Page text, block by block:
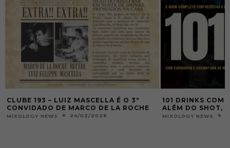
CLUBE 193 – LUIZ MASCELLA É O 3º
CONVIDADO DE MARCO DE LA ROCHE
MIXOLOGY NEWS 24/02/2026
101 DRINKS COM
ALÉM DO SHOT,
MIXOLOGY NEWS